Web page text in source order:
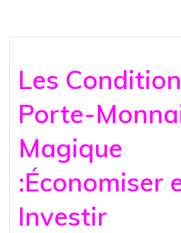
Les
Porte-
Magique
:Économiser
Investir